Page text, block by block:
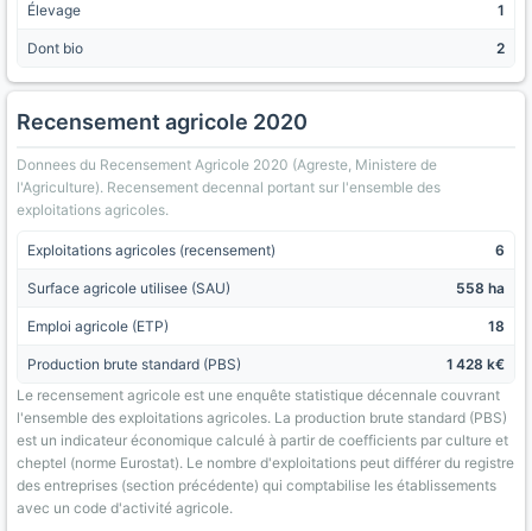
Élevage 1
Dont bio 2
Recensement agricole 2020
Donnees du Recensement Agricole 2020 (Agreste, Ministere de
l'Agriculture). Recensement decennal portant sur l'ensemble des
exploitations agricoles.
Exploitations agricoles (recensement) 6
Surface agricole utilisee (SAU) 558 ha
Emploi agricole (ETP) 18
Production brute standard (PBS)
1 428 k€
Le recensement agricole est une enquête statistique décennale couvrant
l'ensemble des exploitations agricoles. La production brute standard (PBS)
est un indicateur économique calculé à partir de coefficients par culture et
cheptel (norme Eurostat). Le nombre d'exploitations peut différer du registre
des entreprises (section précédente) qui comptabilise les établissements
avec un code d'activité agricole.